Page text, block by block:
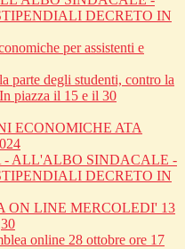
DECRETO IN
per assistenti e
parte degli studenti, contro la
piazza il 15 e il 30
ECONOMICHE ATA
- ALL'ALBO SINDACALE -
DECRETO IN
ON LINE MERCOLEDI' 13
online 28 ottobre ore 17